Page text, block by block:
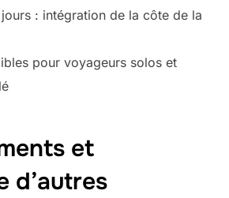
: intégration de la côte de la
pour voyageurs solos et
et
d’autres